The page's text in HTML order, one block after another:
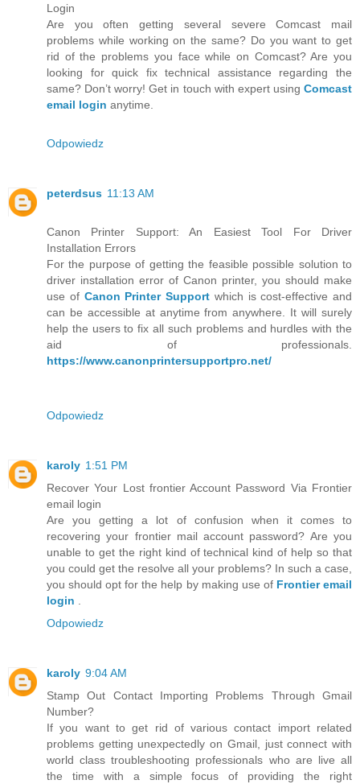
Login
Are you often getting several severe Comcast mail
problems while working on the same? Do you want to get
rid of the problems you face while on Comcast? Are you
looking for quick fix technical assistance regarding the
same? Don’t worry! Get in touch with expert using Comcast
email login anytime.
Odpowiedz
peterdsus 11:13 AM
Canon Printer Support: An Easiest Tool For Driver
Installation Errors
For the purpose of getting the feasible possible solution to
driver installation error of Canon printer, you should make
use of Canon Printer Support which is cost-effective and
can be accessible at anytime from anywhere. It will surely
help the users to fix all such problems and hurdles with the
aid of professionals.
https://www.canonprintersupportpro.net/
Odpowiedz
karoly 1:51 PM
Recover Your Lost frontier Account Password Via Frontier
email login
Are you getting a lot of confusion when it comes to
recovering your frontier mail account password? Are you
unable to get the right kind of technical kind of help so that
you could get the resolve all your problems? In such a case,
you should opt for the help by making use of Frontier email
login
Odpowiedz
karoly 9:04 AM
Stamp Out Contact Importing Problems Through Gmail
Number?
If you want to get rid of various contact import related
problems getting unexpectedly on Gmail, just connect with
world class troubleshooting professionals who are live all
the time with a simple focus of providing the right